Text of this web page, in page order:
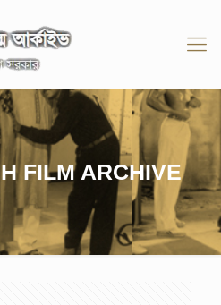
FILM ARCHIVE